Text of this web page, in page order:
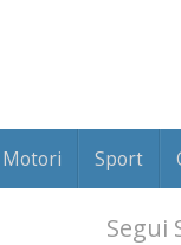
Motori Sport
Segui